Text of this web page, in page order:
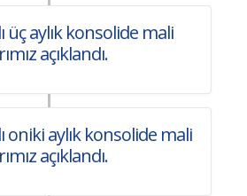
üç aylık konsolide mali
açıklandı.
oniki aylık konsolide mali
açıklandı.